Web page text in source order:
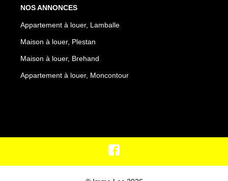
NOS ANNONCES
Appartement à louer, Lamballe
Maison à louer, Plestan
Maison à louer, Brehand
Appartement à louer, Moncontour